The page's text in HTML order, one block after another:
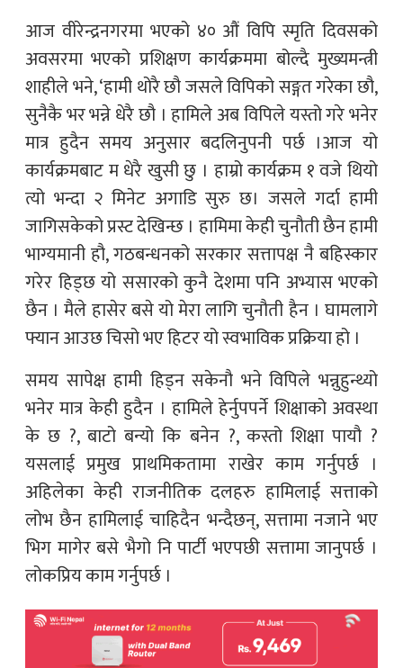
आज वीरेन्द्रनगरमा भएको ४० औं विपि स्मृति दिवसको
अवसरमा भएको प्रशिक्षण कार्यक्रममा बोल्दै मुख्यमन्त्री
शाहीले भने, ‘हामी थोरै छौ जसले विपिको सङ्गत गरेका छौ,
सुनैकै भर भन्ने धेरै छौ । हामिले अब विपिले यस्तो गरे भनेर
मात्र हुदैन समय अनुसार बदलिनुपनी पर्छ ।आज यो
कार्यक्रमबाट म धेरै खुसी छु । हाम्रो कार्यक्रम १ वजे थियो
त्यो भन्दा २ मिनेट अगाडि सुरु छ। जसले गर्दा हामी
जागिसकेको प्रस्ट देखिन्छ । हामिमा केही चुनौती छैन हामी
भाग्यमानी हौ, गठबन्धनको सरकार सत्तापक्ष नै बहिस्कार
गरेर हिड्छ यो ससारको कुनै देशमा पनि अभ्यास भएको
छैन । मैले हासेर बसे यो मेरा लागि चुनौती हैन । घामलागे
फ्यान आउछ चिसो भए हिटर यो स्वभाविक प्रक्रिया हो ।
समय सापेक्ष हामी हिड्न सकेनौ भने विपिले भन्नुहुन्थ्यो
भनेर मात्र केही हुदैन । हामिले हेर्नुपपर्ने शिक्षाको अवस्था
के छ ?, बाटो बन्यो कि बनेन ?, कस्तो शिक्षा पायौ ?
यसलाई प्रमुख प्राथमिकतामा राखेर काम गर्नुपर्छ ।
अहिलेका केही राजनीतिक दलहरु हामिलाई सत्ताको
लोभ छैन हामिलाई चाहिदैन भन्दैछन्, सत्तामा नजाने भए
भिग मागेर बसे भैगो नि पार्टी भएपछी सत्तामा जानुपर्छ ।
लोकप्रिय काम गर्नुपर्छ ।